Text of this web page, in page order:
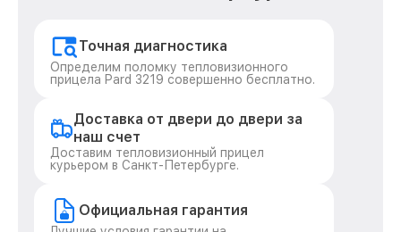
Точная диагностика
Определим поломку тепловизионного
прицела Pard 3219 совершенно бесплатно.
Доставка от двери до двери за
наш счет
Доставим тепловизионный прицел
курьером в Санкт-Петербурге.
Официальная гарантия